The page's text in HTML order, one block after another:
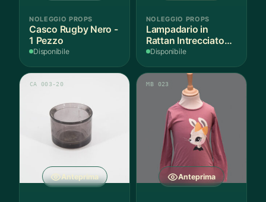
NOLEGGIO PROPS
Casco Rugby Nero -
1 Pezzo
Disponibile
NOLEGGIO PROPS
Lampadario in
Rattan Intrecciato
Bianco
Disponibile
Anteprima
CA 003-20
Anteprima
MB 023